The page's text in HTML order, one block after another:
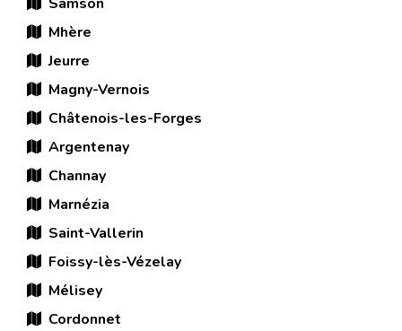
Mhère
Jeurre
Magny-Vernois
Châtenois-les-Forges
Argentenay
Channay
Marnézia
Saint-Vallerin
Foissy-lès-Vézelay
Mélisey
Cordonnet